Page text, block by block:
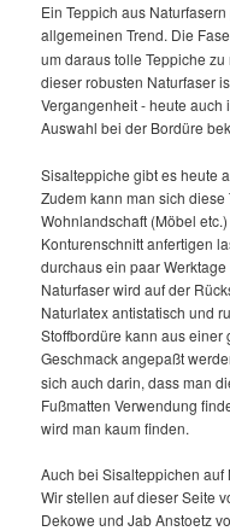
n
Ein Teppich aus
allgemeinen Trend. Die
um daraus tolle Teppiche
dieser robusten Naturfaser
Vergangenheit - heute auch
Auswahl bei der Bordüre
Sisalteppiche gibt es heute
Zudem kann man sich
Wohnlandschaft (Möbel
Konturenschnitt anfertigen
durchaus ein paar
Naturfaser wird auf der
Naturlatex antistatisch und
Stoffbordüre kann aus
Geschmack angepaßt
sich auch darin, dass man
Fußmatten Verwendung
wird man kaum finden.
Auch bei Sisalteppichen
Wir stellen auf dieser Seite
Dekowe und Jab Anstoetz